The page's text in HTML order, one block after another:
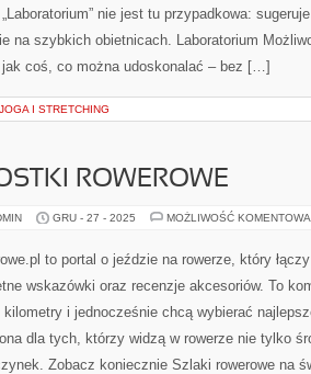
nie jest tu przypadkowa:
na szybkich obietnicach. Laboratorium
jak coś, co można udoskonalać – bez […]
JOGA I STRETCHING
ROWEROWE
GRU - 27 - 2025 MOŻLIWOŚĆ
to portal o jeździe na rowerze, który
wskazówki oraz recenzje akcesoriów. To
kilometry i jednocześnie chcą wybierać
dla tych, którzy widzą w rowerze nie tylko
Zobacz koniecznie Szlaki rowerowe na